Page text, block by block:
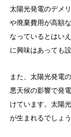
太陽光発電のデメ
や廃棄費用が高額
なっているとはい
に興味はあっても
また、太陽光発電
悪天候の影響で発
けています。太陽
が生まれるでしょう